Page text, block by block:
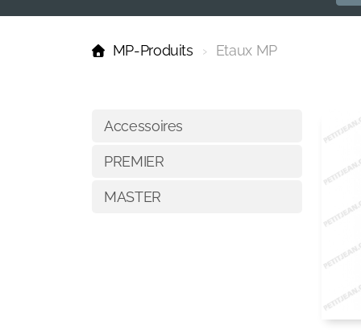
MP-Produits Etaux MP
Accessoires
PREMIER
MASTER